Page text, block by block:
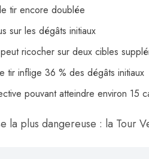
tir encore doublée
sur les dégâts initiaux
ricocher sur deux cibles
tir inflige 36 % des dégâts initiaux
pouvant atteindre environ 15
la plus dangereuse : la